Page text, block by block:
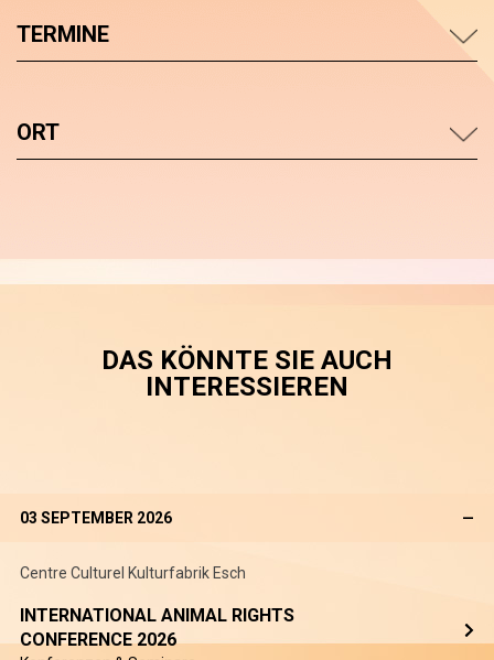
TERMINE
ORT
DAS KÖNNTE SIE AUCH
INTERESSIEREN
03 SEPTEMBER 2026 —
Centre Culturel Kulturfabrik Esch
INTERNATIONAL ANIMAL RIGHTS
CONFERENCE 2026